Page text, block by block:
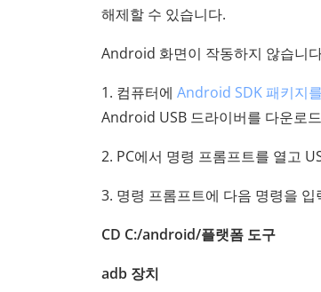
해제할 수 있습니다.
Android 화면이 작동하지 않습니
1. 컴퓨터에 Android SDK 패키지를
Android USB 드라이버를 다운로
2. PC에서 명령 프롬프트를 열고
3. 명령 프롬프트에 다음 명령을
CD C:/android/플랫폼 도구
adb 장치